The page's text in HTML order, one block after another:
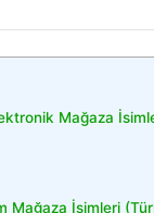
Mağaza
Mağaza İsimleri